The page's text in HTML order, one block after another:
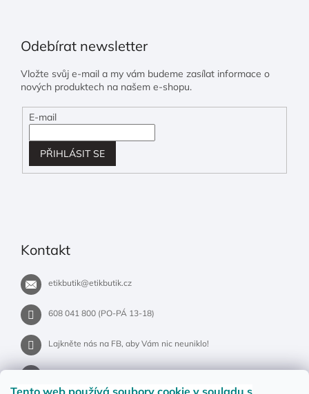
Tento web používá soubory cookie v souladu s
Odebírat newsletter
Vložte svůj e-mail a my vám budeme zasílat informace o
nových produktech na našem e-shopu.
E-mail
PŘIHLÁSIT SE
Kontakt
etikbutik@etikbutik.cz
608 041 800 (PO-PÁ 13-18)
Lajkněte nás na FB, aby Vám nic neuniklo!